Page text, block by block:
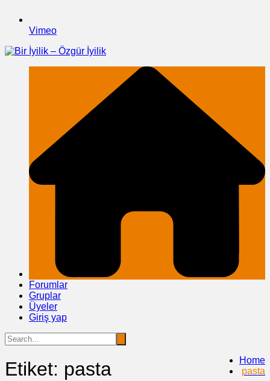
Vimeo
Forumlar
Gruplar
Üyeler
Giriş yap
Etiket: pasta
Home
pasta